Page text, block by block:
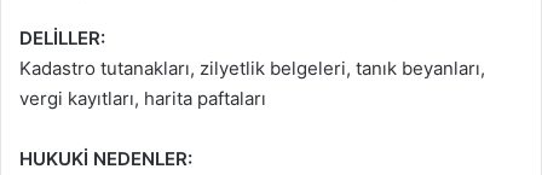
DELİLLER:
Kadastro tutanakları, zilyetlik belgeleri, tanık beyanları,
vergi kayıtları, harita paftaları
HUKUKİ NEDENLER: